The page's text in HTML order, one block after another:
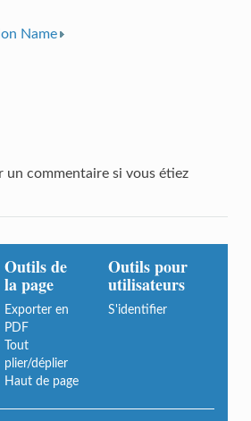
Name
un commentaire si vous étiez
Outils de
la page
Exporter en
PDF
Tout
plier/déplier
Haut de page
Outils pour
utilisateurs
S'identifier